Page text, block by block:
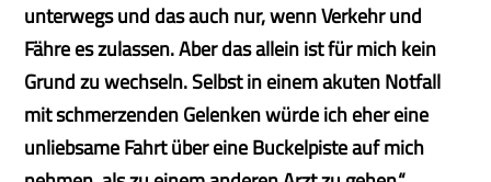
unterwegs und das auch nur, wenn Verkehr und
Fähre es zulassen. Aber das allein ist für mich kein
Grund zu wechseln. Selbst in einem akuten Notfall
mit schmerzenden Gelenken würde ich eher eine
unliebsame Fahrt über eine Buckelpiste auf mich